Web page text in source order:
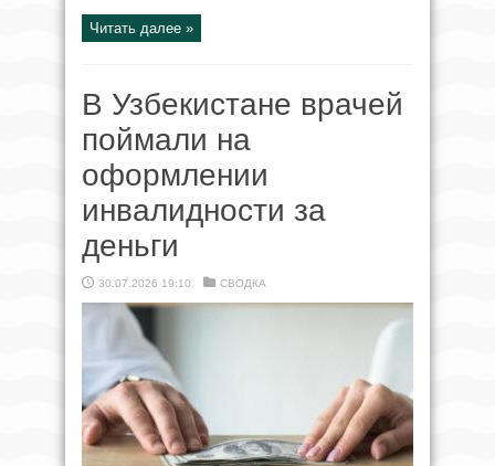
Читать далее »
В Узбекистане врачей
поймали на
оформлении
инвалидности за
деньги
30.07.2026 19:10 СВОДКА